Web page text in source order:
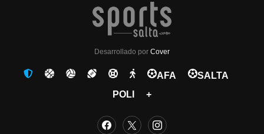
Desarrollado por Cover
AFA
SALTA
POLI
+